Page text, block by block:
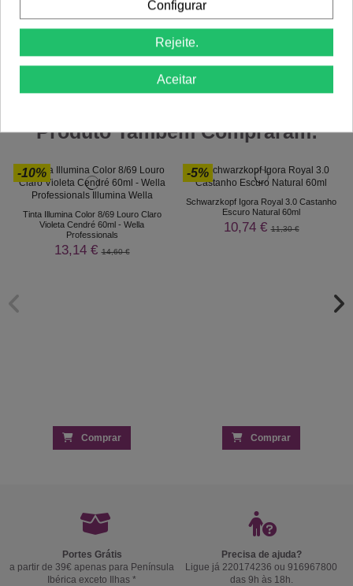
Comprar Comprar
Produto Também Compraram:
-10%
Tinta Illumina Color 8/69 Louro Claro
Violeta Cendré 60ml - Wella
Professionals
13,14 €14,60 €
Comprar
-5%
Schwarzkopf Igora Royal 3.0 Castanho
Escuro Natural 60ml
10,74 €11,30 €
Comprar
Portes Grátis
a partir de 39€ apenas para Península
Ibérica exceto Ilhas *
Precisa de ajuda?
Ligue já 220174236 ou 916967800
das 9h às 18h.
Configurar
Rejeite.
Aceitar